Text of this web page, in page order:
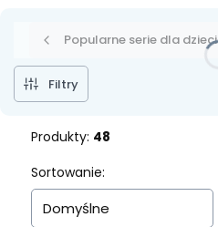
Popularne serie dla dzieci
Filtry
Produkty: 48
Lista produktów
Sortowanie:
Domyślne